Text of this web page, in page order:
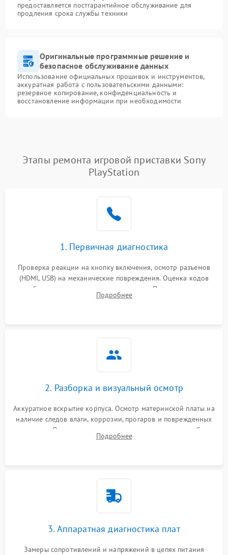
предоставляется постгарантийное обслуживание для
продления срока службы техники
Оригинальные программные решение и
безопасное обслуживание данных
Использование официальных прошивок и инструментов,
аккуратная работа с пользовательскими данными:
резервное копирование, конфиденциальность и
восстановление информации при необходимости
Этапы ремонта игровой приставки Sony
PlayStation
1. Первичная диагностика
Проверка реакции на кнопку включения, осмотр разъемов
(HDMI, USB) на механические повреждения. Оценка кодов
ошибок на экране или по индикаторам. Проверка чтения
дисков, работы геймпадов и наличия гарантийных пломб.
Подробнее
2. Разборка и визуальный осмотр
Аккуратное вскрытие корпуса. Осмотр материнской платы на
наличие следов влаги, коррозии, прогаров и поврежденных
элементов. Оценка состояния системы охлаждения, турбины
кулера и степени загрязнения радиатора пылью.
Подробнее
3. Аппаратная диагностика плат
Замеры сопротивлений и напряжений в цепях питания